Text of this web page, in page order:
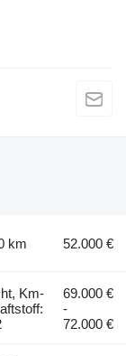
km 52.000 €
Km-
69.000 €
-
72.000 €